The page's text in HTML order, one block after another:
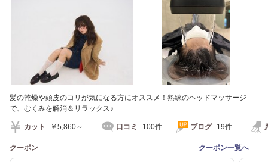
髪の乾燥や頭皮のコリが気になる方にオススメ！熟練のヘッドマッサージ
で、むくみを解消＆リラックス♪
カット ￥5,860～ 口コミ 100件 ブログ 19件
クーポン クーポン一覧へ